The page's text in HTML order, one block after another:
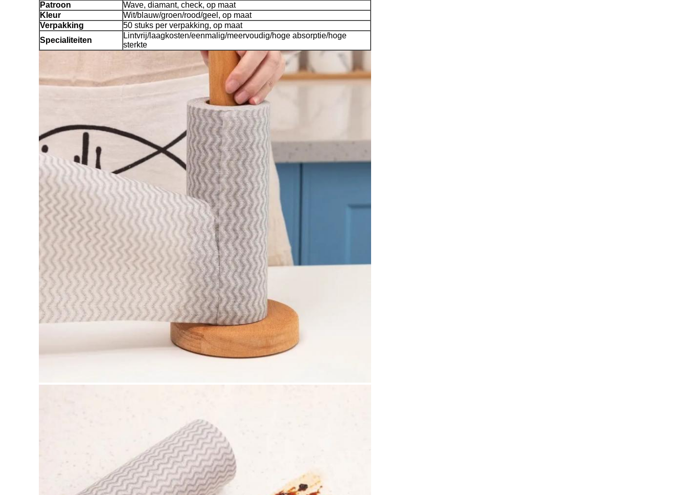
Patroon
Wave, diamant, check, op maat
Kleur
Wit/blauw/groen/rood/geel, op maat
Verpakking
50 stuks per verpakking, op maat
Specialiteiten
Lintvrij/laagkosten/eenmalig/meervoudig/hoge absorptie/hoge
sterkte